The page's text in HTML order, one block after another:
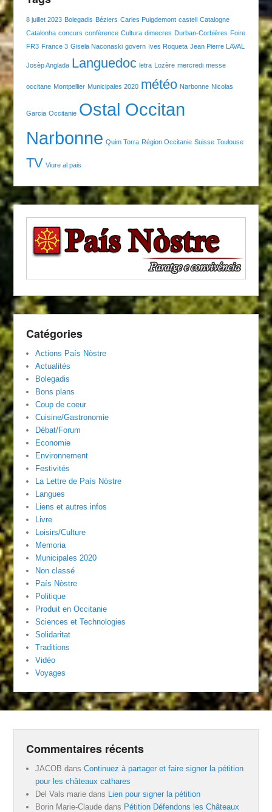
8 juillet 2023 Bolegadis Béziers Carles Puigdemont castell
Catalogne
Catalonha concurs conférence Cultura dimecres Durban-Corbières Foire
FR3 France 3 Gisela Naconaski govern Ives Roqueta Jean Pierre LAVAL
Josèp Anglada Languedoc letra Lozère mercredi messe
occitane Montpellier Municipales 2020 météo Narbonne Nicolas
Garcia Occitanie Ostal Occitan
Narbonne Quim Torra Région Occitanie Suisse Toulouse
TV Viure al pais
Catégories
Actions País Nòstre
Actualités
Bolegadis
Bons plans
Coup de coeur
Cuisine/Gastronomie
Débat/Forum
Economie
Environnement
Festivités
La Lettre de País Nòstre
Langues
Liens et autres infos
Livre
Loisirs/Culture
Memoria
Municipales 2020
Non classé
País Nòstre
Politique
Produit en Occitanie
Sciences et Technologies
Solidaritat
Traditions
Vidéo
Voyages
Commentaires récents
JACOB dansContinuez à partager et faire signer la pétition
pour les châteaux cathares
Del Vals marie dans Lien pour signer la pétition
Borin Marie-Claude dans Pétition Défendons les Châteaux